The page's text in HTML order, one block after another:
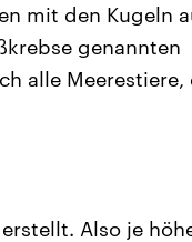
mit den Kugeln
genannten
alle Meerestiere,
Also je